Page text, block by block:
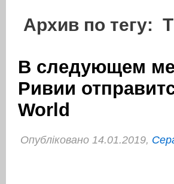
Архив по тегу:
В следующем
Ривии
World
Опубліковано 14.01.2019,